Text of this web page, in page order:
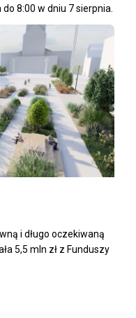
8:00 w dniu 7 sierpnia.
i długo oczekiwaną
5,5 mln zł z Funduszy